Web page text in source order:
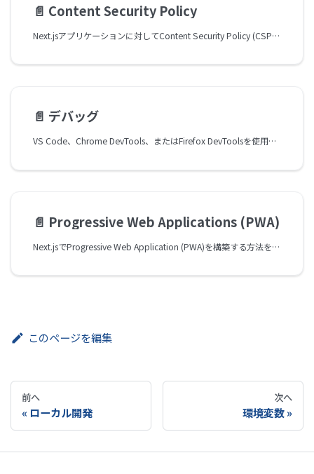
📄️ Content Security Policy
Next.jsアプリケーションに対してContent Security Policy (CSP)を設定する方法を学びます。
📄️ デバッグ
VS Code、Chrome DevTools、またはFirefox DevToolsを使用してNext.jsアプリケーションをデバッグする方法を学びましょう。
📄️ Progressive Web Applications (PWA)
Next.jsでProgressive Web Application (PWA)を構築する方法を学びます。
このページを編集
前へ
ローカル開発
次へ
環境変数